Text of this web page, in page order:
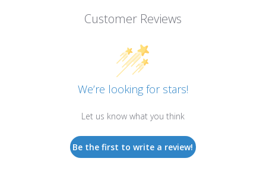
Customer Reviews
We’re looking for stars!
Let us know what you think
Be the first to write a review!